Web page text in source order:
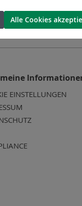
EINSTELLUNGEN
Alle Cookies